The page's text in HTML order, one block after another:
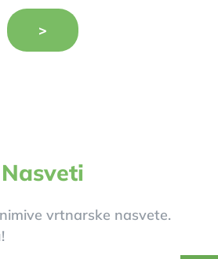
>
Nasveti
vrtnarske nasvete.